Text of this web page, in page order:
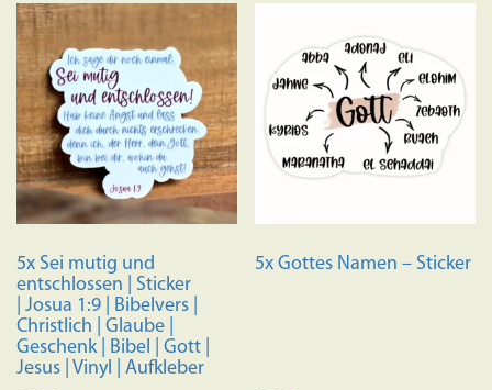
mehrere
Varianten
auf.
Die
Optionen
können
auf
werden
5x Sei mutig und
entschlossen | Sticker
| Josua 1:9 | Bibelvers |
Christlich | Glaube |
Geschenk | Bibel | Gott |
Jesus | Vinyl | Aufkleber
5x Gottes Namen – Sticker